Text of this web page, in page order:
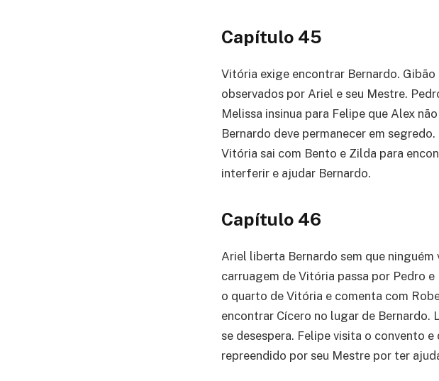
Capítulo 45
Vitória exige encontrar Bernardo.
observados por Ariel e seu Mestre.
Melissa insinua para Felipe que Alex
Bernardo deve permanecer em
Vitória sai com Bento e Zilda para
interferir e ajudar Bernardo.
Capítulo 46
Ariel liberta Bernardo sem que ninguém
carruagem de Vitória passa por Pedro
o quarto de Vitória e comenta com
encontrar Cícero no lugar de Bernardo.
se desespera. Felipe visita o convento
repreendido por seu Mestre por ter